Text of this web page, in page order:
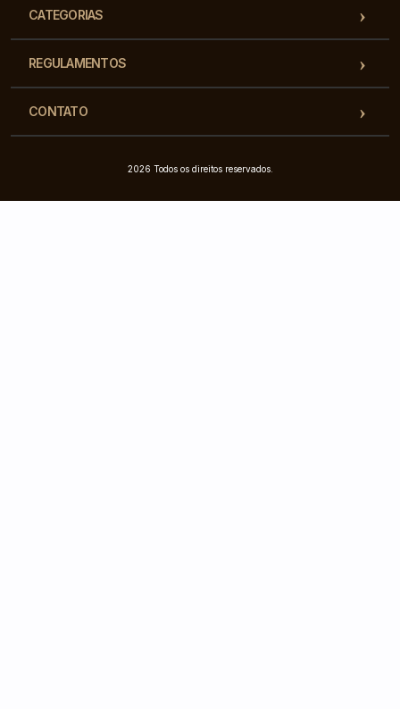
CATEGORIAS
REGULAMENTOS
CONTATO
2026 Todos os direitos reservados.